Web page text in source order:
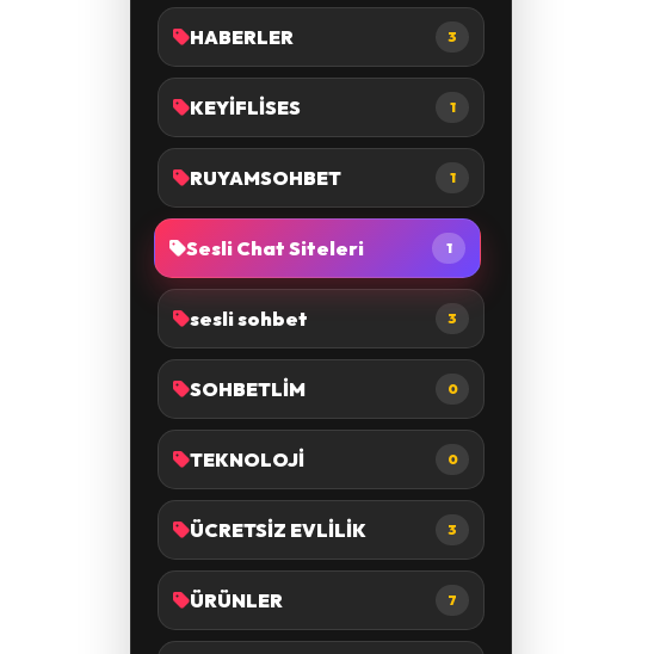
HABERLER 3
KEYİFLİSES 1
RUYAMSOHBET 1
Sesli Chat Siteleri 1
sesli sohbet 3
SOHBETLİM 0
TEKNOLOJİ 0
ÜCRETSİZ EVLİLİK 3
ÜRÜNLER 7